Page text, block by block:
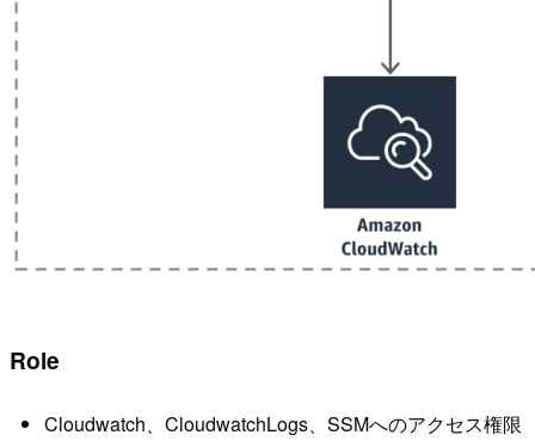
Role
Cloudwatch、CloudwatchLogs、SSMへのアクセス権限